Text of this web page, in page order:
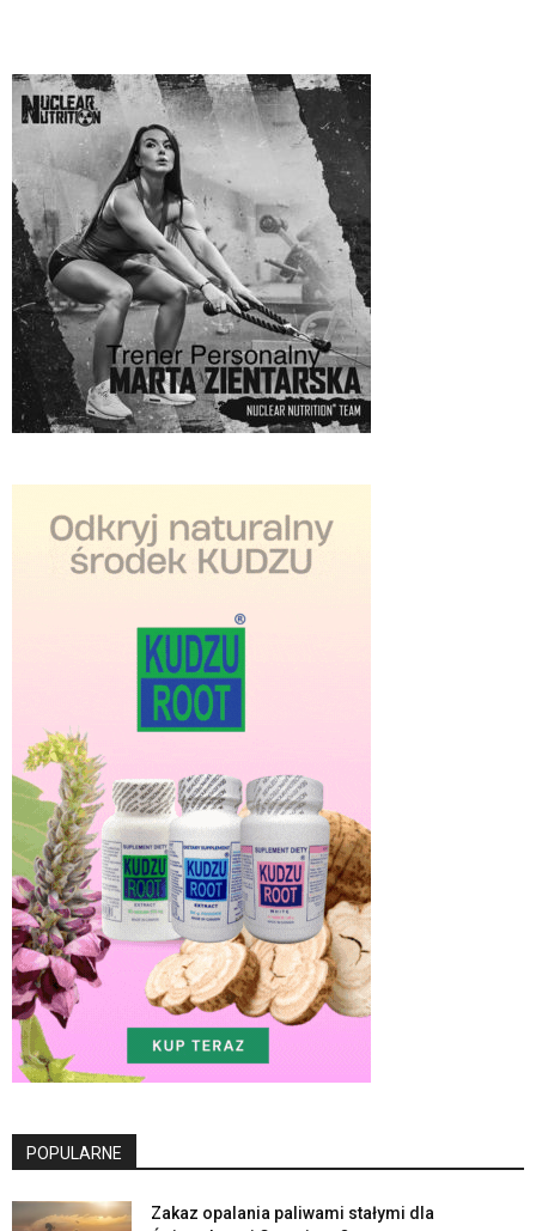
POPULARNE
Zakaz opalania paliwami stałymi dla